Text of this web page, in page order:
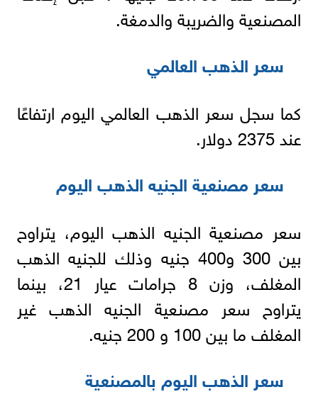
المصنعية والضريبة والدمغة.
سعر الذهب العالمي
كما سجل سعر الذهب العالمي اليوم ارتفاعًا
عند 2375 دولار.
سعر مصنعية الجنيه الذهب اليوم
سعر مصنعية الجنيه الذهب اليوم، يتراوح
بين 300 و400 جنيه وذلك للجنيه الذهب
المغلف، وزن 8 جرامات عيار 21، بينما
يتراوح سعر مصنعية الجنيه الذهب غير
المغلف ما بين 100 و 200 جنيه.
سعر الذهب اليوم بالمصنعية